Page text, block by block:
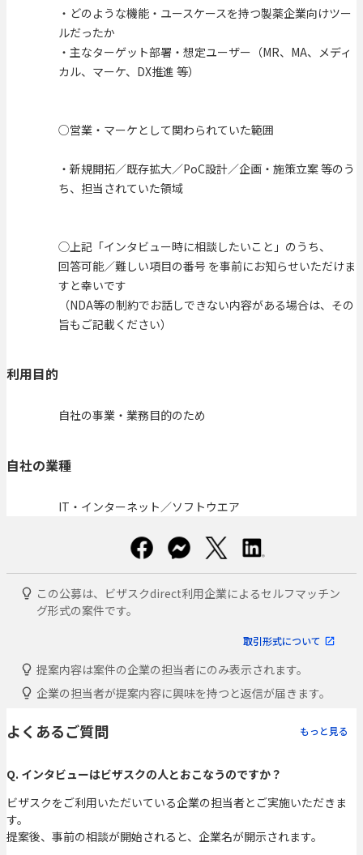
・どのような機能・ユースケースを持つ製薬企業向けツー
ルだったか
・主なターゲット部署・想定ユーザー（MR、MA、メディ
カル、マーケ、DX推進 等）
○営業・マーケとして関わられていた範囲
・新規開拓／既存拡大／PoC設計／企画・施策立案 等のう
ち、担当されていた領域
◯上記「インタビュー時に相談したいこと」のうち、
回答可能／難しい項目の番号 を事前にお知らせいただけま
すと幸いです
（NDA等の制約でお話しできない内容がある場合は、その
旨もご記載ください）
利用目的
自社の事業・業務目的のため
自社の業種
IT・インターネット／ソフトウエア
この公募は、ビザスクdirect利用企業によるセルフマッチン
グ形式の案件です。
取引形式について
提案内容は案件の企業の担当者にのみ表示されます。
企業の担当者が提案内容に興味を持つと返信が届きます。
よくあるご質問 もっと見る
Q. インタビューはビザスクの人とおこなうのですか？
ビザスクをご利用いただいている企業の担当者とご実施いただきま
す。
提案後、事前の相談が開始されると、企業名が開示されます。